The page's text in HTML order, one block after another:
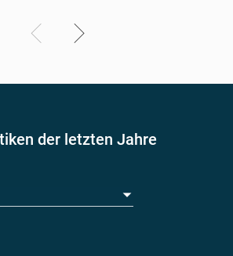
der letzten Jahre